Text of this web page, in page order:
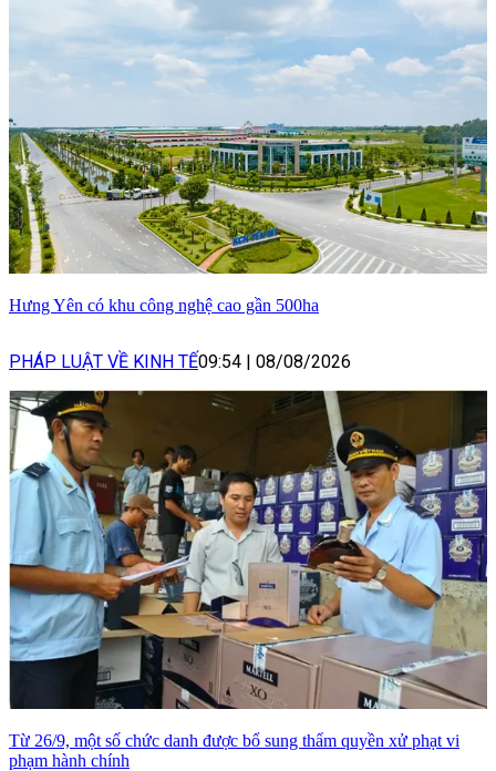
Hưng Yên có khu công nghệ cao gần 500ha
PHÁP LUẬT VỀ KINH TẾ09:54 | 08/08/2026
Từ 26/9, một số chức danh được bổ sung thẩm quyền xử phạt vi
phạm hành chính